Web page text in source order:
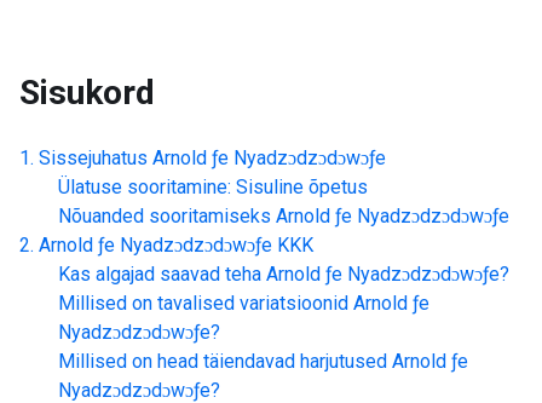
Sisukord
Sissejuhatus Arnold ƒe Nyadzɔdzɔdɔwɔƒe
Ülatuse sooritamine: Sisuline õpetus
Nõuanded sooritamiseks Arnold ƒe Nyadzɔdzɔdɔwɔƒe
Arnold ƒe Nyadzɔdzɔdɔwɔƒe KKK
Kas algajad saavad teha Arnold ƒe Nyadzɔdzɔdɔwɔƒe?
Millised on tavalised variatsioonid Arnold ƒe
Nyadzɔdzɔdɔwɔƒe?
Millised on head täiendavad harjutused Arnold ƒe
Nyadzɔdzɔdɔwɔƒe?